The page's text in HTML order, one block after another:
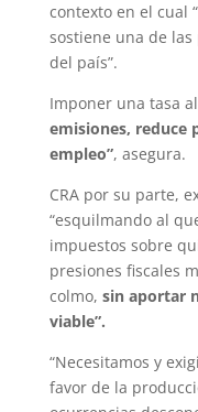
contexto en el cual
sostiene una de
del país”.
Imponer una tasa
emisiones, reduce
empleo”, asegura.
CRA por su parte,
“esquilmando al
impuestos sobre
presiones fiscales
colmo, sin aportar
viable”.
“Necesitamos y
favor de la